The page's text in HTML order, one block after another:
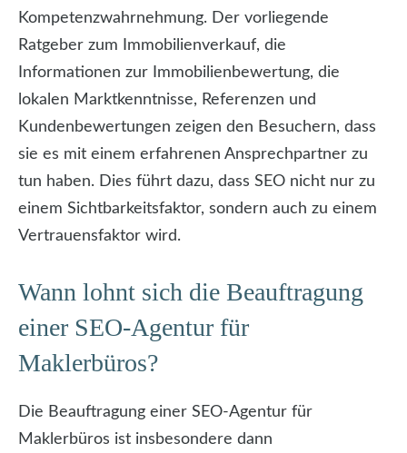
Kompetenzwahrnehmung. Der vorliegende
Ratgeber zum Immobilienverkauf, die
Informationen zur Immobilienbewertung, die
lokalen Marktkenntnisse, Referenzen und
Kundenbewertungen zeigen den Besuchern, dass
sie es mit einem erfahrenen Ansprechpartner zu
tun haben. Dies führt dazu, dass SEO nicht nur zu
einem Sichtbarkeitsfaktor, sondern auch zu einem
Vertrauensfaktor wird.
Wann lohnt sich die Beauftragung
einer SEO-Agentur für
Maklerbüros?
Die Beauftragung einer SEO-Agentur für
Maklerbüros ist insbesondere dann